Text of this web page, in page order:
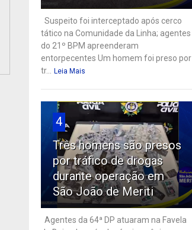
Suspeito foi interceptado após cerco
tático na Comunidade da Linha; agentes
do 21º BPM apreenderam
entorpecentes Um homem foi preso por
tr...
Leia Mais
4
Três homens são presos
por tráfico de drogas
durante operação em
São João de Meriti
Agentes da 64ª DP atuaram na Favela